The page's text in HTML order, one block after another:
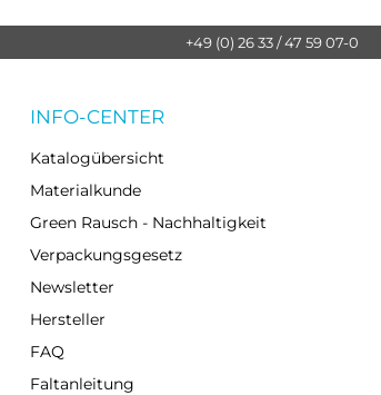
+49 (0) 26 33 / 47 59 07-0
INFO-CENTER
Katalogübersicht
Materialkunde
Green Rausch - Nachhaltigkeit
Verpackungsgesetz
Newsletter
Hersteller
FAQ
Faltanleitung